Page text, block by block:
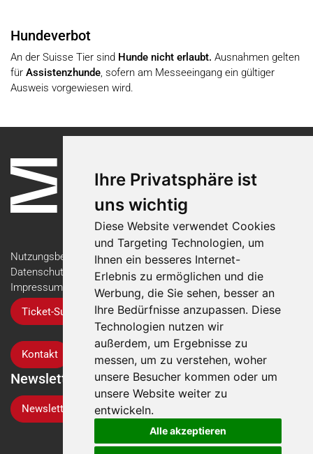
Ihre Privatsphäre ist
uns wichtig
Diese Website verwendet Cookies
und Targeting Technologien, um
Ihnen ein besseres Internet-
Erlebnis zu ermöglichen und die
Werbung, die Sie sehen, besser an
Ihre Bedürfnisse anzupassen. Diese
Technologien nutzen wir
außerdem, um Ergebnisse zu
messen, um zu verstehen, woher
unsere Besucher kommen oder um
unsere Website weiter zu
entwickeln.
Alle akzeptieren
Hundeverbot
An der Suisse Tier sind Hunde nicht erlaubt. Ausnahmen gelten
für Assistenzhunde, sofern am Messeeingang ein gültiger
Ausweis vorgewiesen wird.
Nutzungsbedingungen
Datenschutzerklärung
Impressum
Ticket-Support
Kontakt
Newsletter
Newsletter-Anmeldung